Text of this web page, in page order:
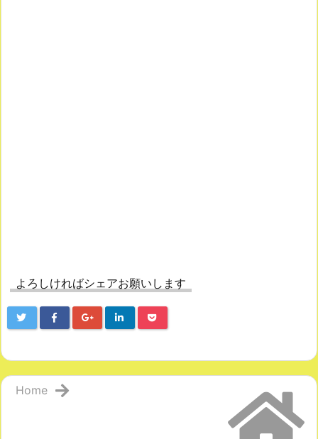
よろしければシェアお願いします
Home